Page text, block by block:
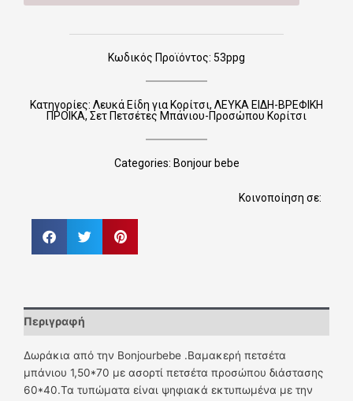
Κωδικός Προϊόντος: 53ppg
Κατηγορίες: Λευκά Είδη για Κορίτσι, ΛΕΥΚΑ ΕΙΔΗ-ΒΡΕΦΙΚΗ
ΠΡΟΙΚΑ, Σετ Πετσέτες Μπάνιου-Προσώπου Κορίτσι
Categories: Bonjour bebe
Κοινοποίηση σε:
Περιγραφή
Δωράκια από την Bonjourbebe .Βαμακερή πετσέτα
μπάνιου 1,50*70 με ασορτί πετσέτα προσώπου διάστασης
60*40.Τα τυπώματα είναι ψηφιακά εκτυπωμένα με την